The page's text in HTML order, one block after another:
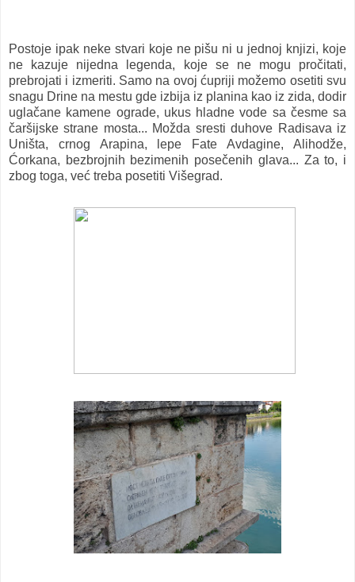
Postoje ipak neke stvari koje ne pišu ni u jednoj knjizi, koje
ne kazuje nijedna legenda, koje se ne mogu pročitati,
prebrojati i izmeriti. Samo na ovoj ćupriji možemo osetiti svu
snagu Drine na mestu gde izbija iz planina kao iz zida, dodir
uglačane kamene ograde, ukus hladne vode sa česme sa
čaršijske strane mosta... Možda sresti duhove Radisava iz
Uništa, crnog Arapina, lepe Fate Avdagine, Alihodže,
Ćorkana, bezbrojnih bezimenih posečenih glava... Za to, i
zbog toga, već treba posetiti Višegrad.